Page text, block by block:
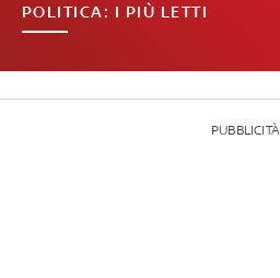
POLITICA: I PIÙ LETTI
PUBBLICITÀ